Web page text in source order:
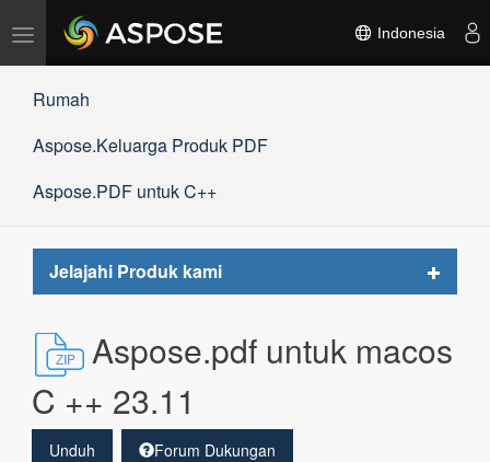
Alihkan
navigasi
Indonesia
Rumah
Aspose.Keluarga Produk PDF
Aspose.PDF untuk C++
Jelajahi Produk kami
Toggle
Aspose.pdf untuk macos
C ++ 23.11
Unduh Forum Dukungan